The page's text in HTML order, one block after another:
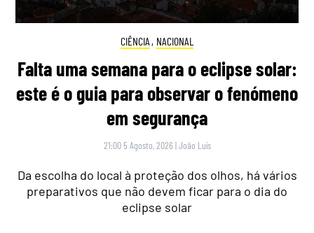
CIÊNCIA , NACIONAL
Falta uma semana para o eclipse solar:
este é o guia para observar o fenómeno
em segurança
21:00 5 Agosto, 2026 |João Luís
Da escolha do local à proteção dos olhos, há vários
preparativos que não devem ficar para o dia do
eclipse solar